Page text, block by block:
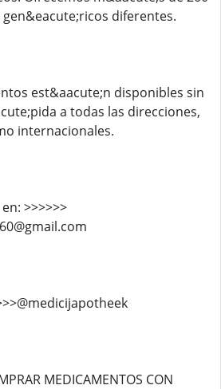
diferentes.
est&aacute;n disponibles sin
a todas las direcciones,
internacionales.
>>>>>>
MEDICAMENTOS CON